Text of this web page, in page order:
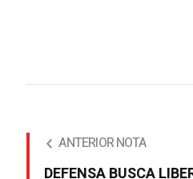
ANTERIOR NOTA
DEFENSA BUSCA